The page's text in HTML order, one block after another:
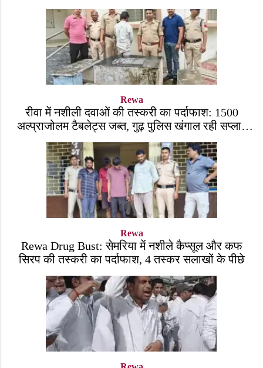
Rewa
रीवा में नशीली दवाओं की तस्करी का पर्दाफाश: 1500
अल्प्राजोलम टैबलेट्स जब्त, गुढ़ पुलिस खंगाल रही सप्लाई
चेन
Rewa
Rewa Drug Bust: सेमरिया में नशीले कैप्सूल और कफ
सिरप की तस्करी का पर्दाफाश, 4 तस्कर सलाखों के पीछे